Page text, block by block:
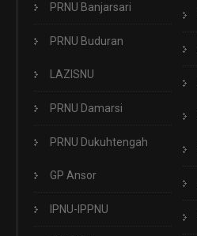
PRNU Banjarsari
PRNU Buduran
LAZISNU
PRNU Damarsi
PRNU Dukuhtengah
GP Ansor
IPNU-IPPNU